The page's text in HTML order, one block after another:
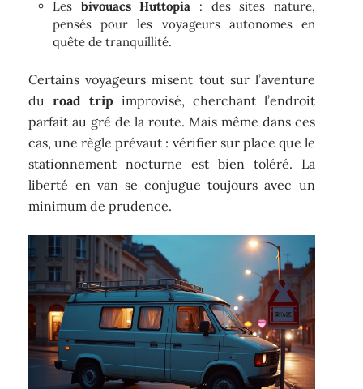
Les bivouacs Huttopia : des sites nature,
pensés pour les voyageurs autonomes en
quête de tranquillité.
Certains voyageurs misent tout sur l’aventure
duroad trip improvisé, cherchant l’endroit
parfait au gré de la route. Mais même dans ces
cas, une règle prévaut : vérifier sur place que le
stationnement nocturne est bien toléré. La
liberté en van se conjugue toujours avec un
minimum de prudence.